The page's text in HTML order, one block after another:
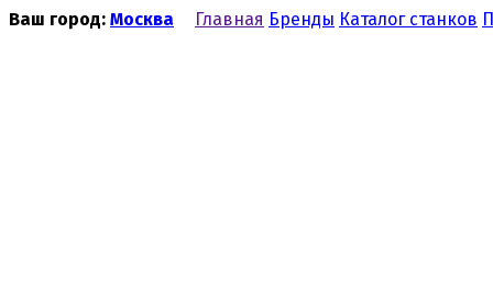
Ваш город: Москва Главная Бренды Каталог станков